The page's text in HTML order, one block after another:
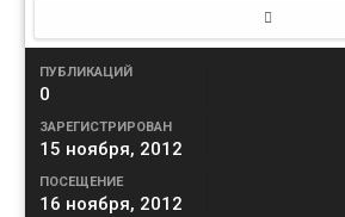
ПУБЛИКАЦИЙ
0
ЗАРЕГИСТРИРОВАН
15 ноября, 2012
ПОСЕЩЕНИЕ
16 ноября, 2012